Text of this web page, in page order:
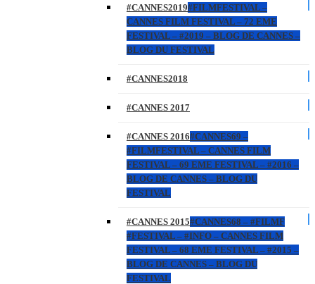
#CANNES2019#FILMFESTIVAL –
CANNES FILM FESTIVAL – 72 EME
FESTIVAL – #2019 – BLOG DE CANNES –
BLOG DU FESTIVAL
#CANNES2018
#CANNES 2017
#CANNES 2016#CANNES69 –
#FILMFESTIVAL – CANNES FILM
FESTIVAL – 69 EME FESTIVAL – #2016 –
BLOG DE CANNES – BLOG DU
FESTIVAL
#CANNES 2015#CANNES68 – #FILMF
#FESTIVAL – #INFO – CANNES FILM
FESTIVAL – 68 EME FESTIVAL – #2015 –
BLOG DE CANNES – BLOG DU
FESTIVAL